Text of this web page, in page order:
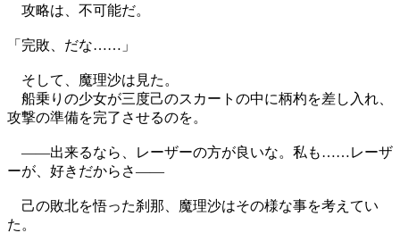
攻略は、不可能だ。
「完敗、だな……」
そして、魔理沙は見た。
船乗りの少女が三度己のスカートの中に柄杓を差し入れ、
攻撃の準備を完了させるのを。
――出来るなら、レーザーの方が良いな。私も……レーザ
ーが、好きだからさ――
己の敗北を悟った刹那、魔理沙はその様な事を考えてい
た。